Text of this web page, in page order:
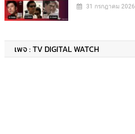
31 กรกฎาคม 2026
เพจ : TV DIGITAL WATCH